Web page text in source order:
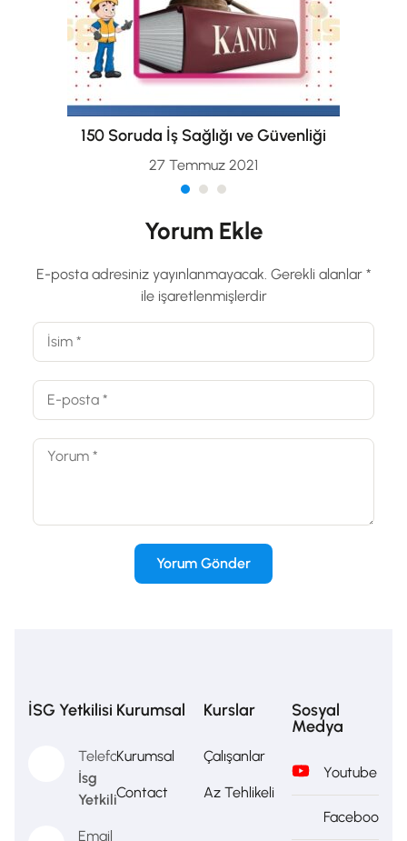
150 Soruda İş Sağlığı ve Güvenliği
27 Temmuz 2021
Yorum Ekle
E-posta adresiniz yayınlanmayacak. Gerekli alanlar *
ile işaretlenmişlerdir
İSG Yetkilisi
Telefon
İsg
Yetkilisi
Email
Kurumsal
Kurumsal
Contact
Kurslar
Çalışanlar
Az Tehlikeli
Sosyal
Medya
Youtube
Facebook